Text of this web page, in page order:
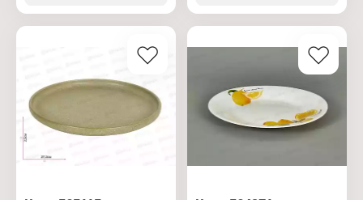
да
Использование в
микроволновой печи: Да
стеклокерамика
посудомоечной машине:
Использование в
микроволновой печи: Да